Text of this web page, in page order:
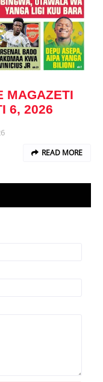
MAGAZETI
6, 2026
READ MORE